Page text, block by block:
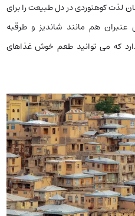
لذت کوهنوردی در دل طبیعت را برای
هم مانند شاندیز و طرقبه
که می توانید طعم خوش غذاهای